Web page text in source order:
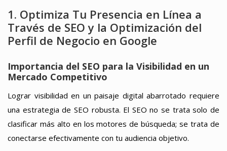
1. Optimiza Tu Presencia en Línea a
Través de SEO y la Optimización del
Perfil de Negocio en Google
Importancia del SEO para la Visibilidad en un
Mercado Competitivo
Lograr visibilidad en un paisaje digital abarrotado requiere
una estrategia de SEO robusta. El SEO no se trata solo de
clasificar más alto en los motores de búsqueda; se trata de
conectarse efectivamente con tu audiencia objetivo.